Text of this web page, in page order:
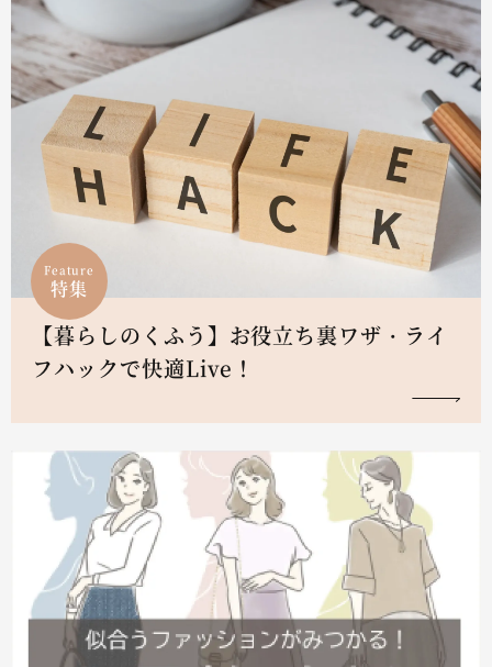
Feature
特集
【暮らしのくふう】お役立ち裏ワザ・ライ
フハックで快適Live！